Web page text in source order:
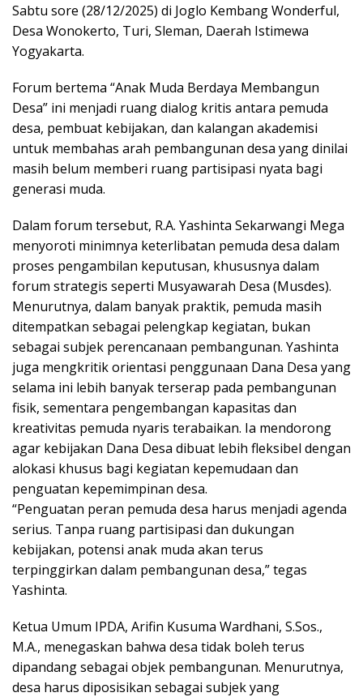
Sabtu sore (28/12/2025) di Joglo Kembang Wonderful,
Desa Wonokerto, Turi, Sleman, Daerah Istimewa
Yogyakarta.
Forum bertema “Anak Muda Berdaya Membangun
Desa” ini menjadi ruang dialog kritis antara pemuda
desa, pembuat kebijakan, dan kalangan akademisi
untuk membahas arah pembangunan desa yang dinilai
masih belum memberi ruang partisipasi nyata bagi
generasi muda.
Dalam forum tersebut, R.A. Yashinta Sekarwangi Mega
menyoroti minimnya keterlibatan pemuda desa dalam
proses pengambilan keputusan, khususnya dalam
forum strategis seperti Musyawarah Desa (Musdes).
Menurutnya, dalam banyak praktik, pemuda masih
ditempatkan sebagai pelengkap kegiatan, bukan
sebagai subjek perencanaan pembangunan. Yashinta
juga mengkritik orientasi penggunaan Dana Desa yang
selama ini lebih banyak terserap pada pembangunan
fisik, sementara pengembangan kapasitas dan
kreativitas pemuda nyaris terabaikan. Ia mendorong
agar kebijakan Dana Desa dibuat lebih fleksibel dengan
alokasi khusus bagi kegiatan kepemudaan dan
penguatan kepemimpinan desa.
“Penguatan peran pemuda desa harus menjadi agenda
serius. Tanpa ruang partisipasi dan dukungan
kebijakan, potensi anak muda akan terus
terpinggirkan dalam pembangunan desa,” tegas
Yashinta.
Ketua Umum IPDA, Arifin Kusuma Wardhani, S.Sos.,
M.A., menegaskan bahwa desa tidak boleh terus
dipandang sebagai objek pembangunan. Menurutnya,
desa harus diposisikan sebagai subjek yang